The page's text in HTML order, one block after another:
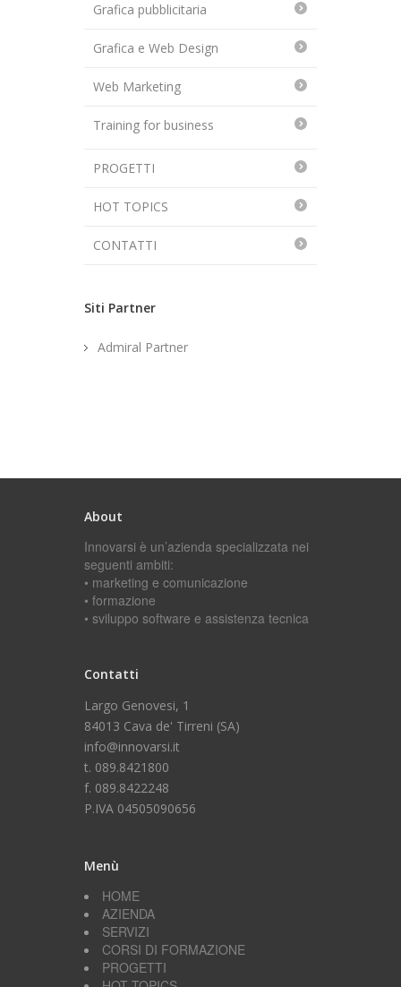
Grafica pubblicitaria
Grafica e Web Design
Web Marketing
Training for business
PROGETTI
HOT TOPICS
CONTATTI
Siti Partner
Admiral Partner
About
Innovarsi è un’azienda specializzata nei
seguenti ambiti:
• marketing e comunicazione
• formazione
• sviluppo software e assistenza tecnica
Contatti
Largo Genovesi, 1
84013 Cava de' Tirreni (SA)
info@innovarsi.it
t. 089.8421800
f. 089.8422248
P.IVA 04505090656
Menù
HOME
AZIENDA
SERVIZI
CORSI DI FORMAZIONE
PROGETTI